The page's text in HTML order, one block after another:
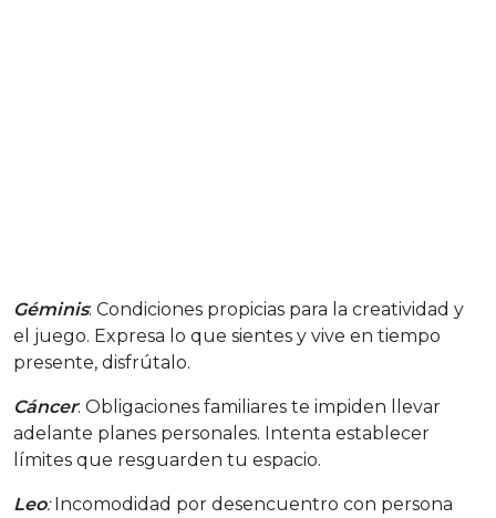
Géminis: Condiciones propicias para la creatividad y
el juego. Expresa lo que sientes y vive en tiempo
presente, disfrútalo.
Cáncer: Obligaciones familiares te impiden llevar
adelante planes personales. Intenta establecer
límites que resguarden tu espacio.
Leo:Incomodidad por desencuentro con persona